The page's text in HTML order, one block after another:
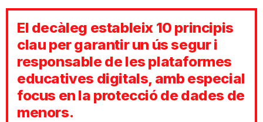
El decàleg estableix 10 principis
clau per garantir un ús segur i
responsable de les plataformes
educatives digitals, amb especial
focus en la protecció de dades de
menors.